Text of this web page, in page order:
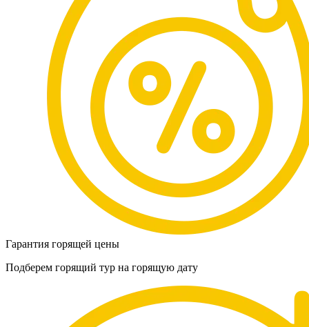
Гарантия горящей цены
Подберем горящий тур на горящую дату